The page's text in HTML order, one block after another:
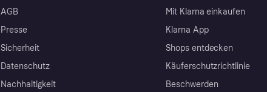
AGB
Presse
Sicherheit
Datenschutz
Nachhaltigkeit
Mit Klarna einkaufen
Klarna App
Shops entdecken
Käuferschutzrichtlinie
Beschwerden